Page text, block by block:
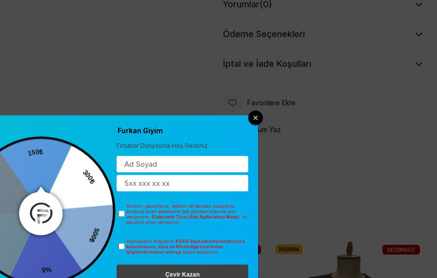
Yorumlar(0)
Ödeme Seçenekleri
İptal ve İade Koşulları
Favorilere Ekle
Yorum Yaz
SEZONSUZ İNDIRIM İNDIRIM SEZONSUZ
150₺
300₺
500₺
Furkan Giyim
Fırsatlar Dünyasına Hoş Geldiniz
Tanıtım, pazarlama, reklam ve benzeri amaçlarla
tarafıma ticari elektronik ileti gönderilmesine izin
veriyorum. Elektronik Ticari İleti Aydınlatma Metni 'ni
okudum onay veriyorum.
Paylaştığım bilgilerin KVKK kapsamında tarafınızca
korunmasını, sms ve WhatsApp üzerinden
bilgilendirmeleri almayı kabul ediyorum.
Çevir Kazan